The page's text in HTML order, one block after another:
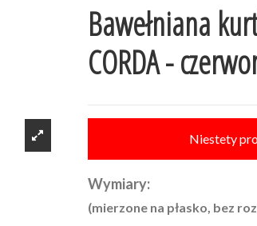
Bawełniana
CORDA -
Niestety
Wymiary:
(mierzone na płasko, bez